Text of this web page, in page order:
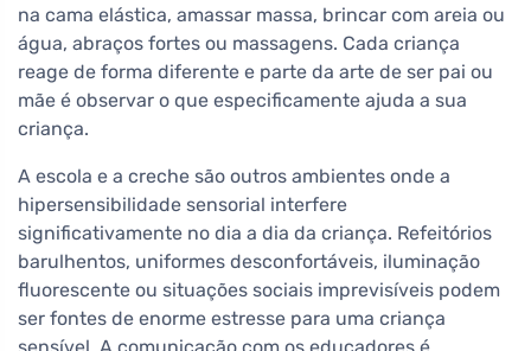
na cama elástica, amassar massa, brincar com areia ou
água, abraços fortes ou massagens. Cada criança
reage de forma diferente e parte da arte de ser pai ou
mãe é observar o que especificamente ajuda a sua
criança.
A escola e a creche são outros ambientes onde a
hipersensibilidade sensorial interfere
significativamente no dia a dia da criança. Refeitórios
barulhentos, uniformes desconfortáveis, iluminação
fluorescente ou situações sociais imprevisíveis podem
ser fontes de enorme estresse para uma criança